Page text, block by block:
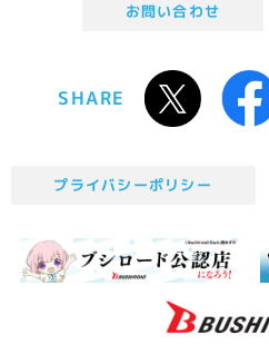
お問い合わせ
SHARE
プライバシーポリシー